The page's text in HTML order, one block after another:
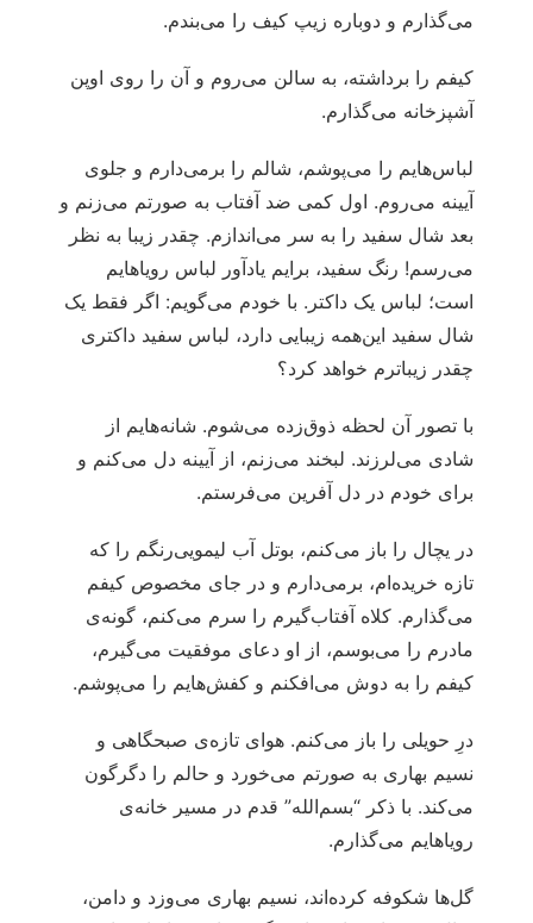
می‌گذارم و دوباره زیپ کیف را می‌بندم.
کیفم را برداشته، به سالن می‌روم و آن را روی اوپن
آشپزخانه می‌گذارم.
لباس‌هایم را می‌پوشم، شالم را برمی‌دارم و جلوی
آیینه می‌روم. اول کمی ضد آفتاب به صورتم می‌زنم و
بعد شال سفید را به سر می‌اندازم. چقدر زیبا به نظر
می‌رسم! رنگ سفید، برایم یادآور لباس رویاهایم
است؛ لباس یک داکتر. با خودم می‌گویم: اگر فقط یک
شال سفید این‌همه زیبایی دارد، لباس سفید داکتری
چقدر زیباترم خواهد کرد؟
با تصور آن لحظه ذوق‌زده می‌شوم. شانه‌هایم از
شادی می‌لرزند. لبخند می‌زنم، از آیینه دل می‌کنم و
برای خودم در دل آفرین می‌فرستم.
در یچال را باز می‌کنم، بوتل آب لیمویی‌رنگم را که
تازه خریده‌ام، برمی‌دارم و در جای مخصوص کیفم
می‌گذارم. کلاه آفتاب‌گیرم را سرم می‌کنم، گونه‌ی
مادرم را می‌بوسم، از او دعای موفقیت می‌گیرم،
کیفم را به دوش می‌افکنم و کفش‌هایم را می‌پوشم.
درِ حویلی را باز می‌کنم. هوای تازه‌ی صبحگاهی و
نسیم بهاری به صورتم می‌خورد و حالم را دگرگون
می‌کند. با ذکر “بسم‌الله” قدم در مسیر خانه‌ی
رویاهایم می‌گذارم.
گل‌ها شکوفه کرده‌اند، نسیم بهاری می‌وزد و دامن،